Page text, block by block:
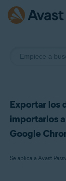
Exportar los
importarlos
Google